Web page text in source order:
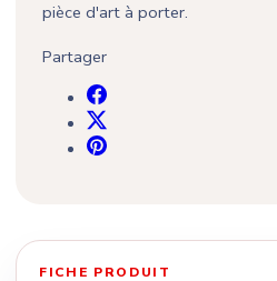
pièce d'art à porter.
Partager
FICHE PRODUIT